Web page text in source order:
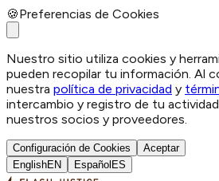
🍪Preferencias de Cookies
Nuestro sitio utiliza cookies y
pueden recopilar tu información. Al
nuestra política de privacidad y
intercambio y registro de tu
nuestros socios y proveedores.
Configuración de Cookies
Aceptar
EnglishEN Español ES